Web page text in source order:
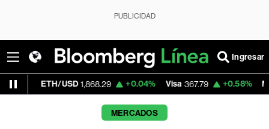
PUBLICIDAD
Ingresar
1,868.29 +0.04% Visa 367.79 +0.58% MercadoLibre
MERCADOS